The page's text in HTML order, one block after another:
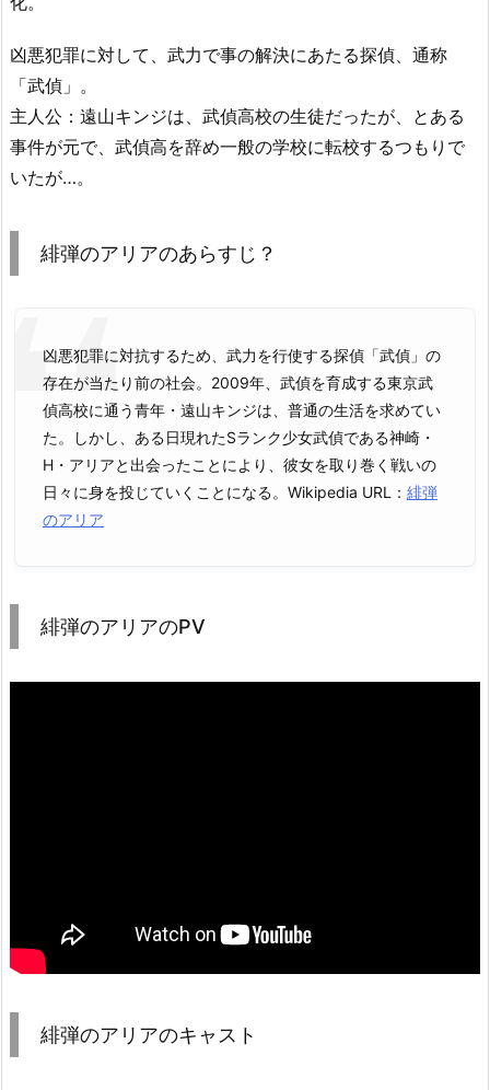
凶悪犯罪に対して、武力で事の解決にあたる探偵、通称
「武偵」。
主人公：遠山キンジは、武偵高校の生徒だったが、とある
事件が元で、武偵高を辞め一般の学校に転校するつもりで
いたが…。
緋弾のアリアのあらすじ？
凶悪犯罪に対抗するため、武力を行使する探偵「武偵」の
存在が当たり前の社会。2009年、武偵を育成する東京武
偵高校に通う青年・遠山キンジは、普通の生活を求めてい
た。しかし、ある日現れたSランク少女武偵である神崎・
H・アリアと出会ったことにより、彼女を取り巻く戦いの
日々に身を投じていくことになる。Wikipedia URL： 緋弾
のアリア
緋弾のアリアのPV
緋弾のアリアのキャスト